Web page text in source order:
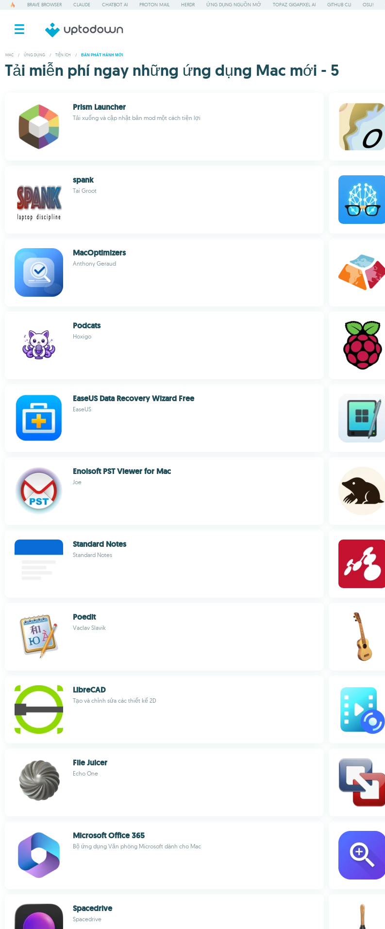
BRAVE BROWSER CLAUDE CHATBOT AI PROTON MAIL HERDR ỨNG DỤNG NGUỒN MỞ TOPAZ GIGAPIXEL AI GITHUB CLI OSU!
MAC / ỨNG DỤNG / TIỆN ÍCH / BẢN PHÁT HÀNH MỚI
Tải miễn phí ngay những ứng dụng Mac mới - 5
Prism Launcher
Tải xuống và cập nhật bản mod một cách tiện lợi
spank
Tai Groot
MacOptimizers
Anthony Geraud
Podcats
Hoxigo
EaseUS Data Recovery Wizard Free
EaseUS
Enolsoft PST Viewer for Mac
Joe
Standard Notes
Standard Notes
Poedit
Vaclav Slavik
LibreCAD
Tạo và chỉnh sửa các thiết kế 2D
File Juicer
Echo One
Microsoft Office 365
Bộ ứng dụng Văn phòng Microsoft dành cho Mac
Spacedrive
Spacedrive